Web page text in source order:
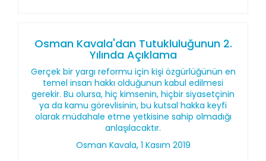
Osman Kavala'dan Tutukluluğunun 2.
Yılında Açıklama
Gerçek bir yargı reformu için kişi özgürlüğünün en
temel insan hakkı olduğunun kabul edilmesi
gerekir. Bu olursa, hiç kimsenin, hiçbir siyasetçinin
ya da kamu görevlisinin, bu kutsal hakka keyfi
olarak müdahale etme yetkisine sahip olmadığı
anlaşılacaktır.
Osman Kavala, 1 Kasım 2019